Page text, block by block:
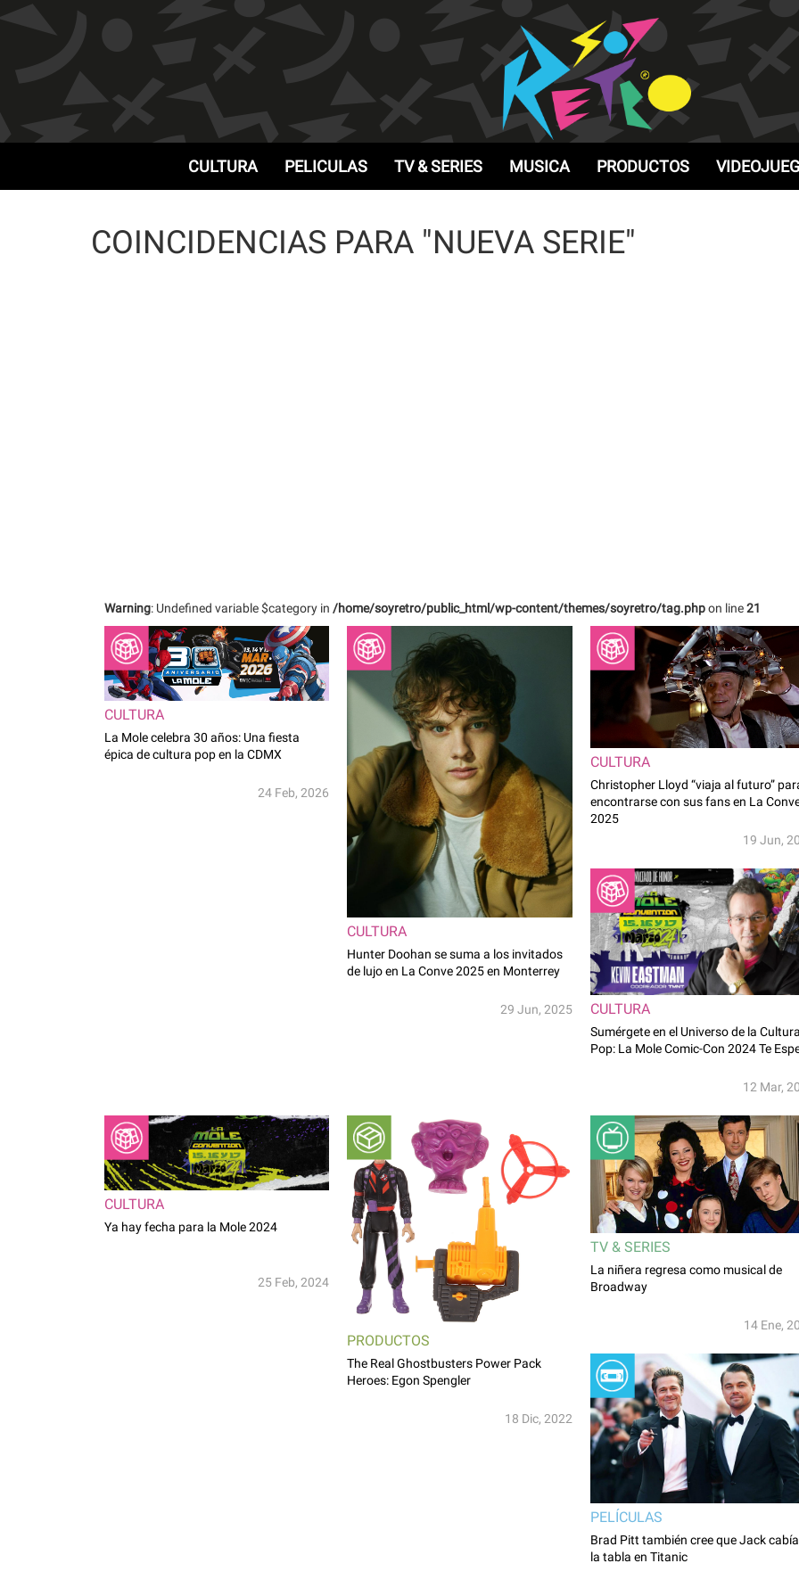
CULTURA PELICULAS TV & SERIES MUSICA PRODUCTOS
COINCIDENCIAS PARA "NUEVA SERIE"
Warning: Undefined variable $category in /home/soyretro/public_html/wp-content/themes/soyretro/tag.phpon line21
CULTURA
La Mole celebra 30 años: Una fiesta
épica de cultura pop en la CDMX
24 Feb, 2026
CULTURA
Hunter Doohan se suma a los invitados
de lujo en La Conve 2025 en Monterrey
29 Jun, 2025
CULTURA
Christopher Lloyd “viaja al futuro”
encontrarse con sus fans en La
2025
19 Jun,
CULTURA
Sumérgete en el Universo de la
Pop: La Mole Comic-Con 2024 Te
12 Mar,
CULTURA
Ya hay fecha para la Mole 2024
25 Feb, 2024
PRODUCTOS
The Real Ghostbusters Power Pack
Heroes: Egon Spengler
18 Dic, 2022
TV & SERIES
La niñera regresa como musical de
Broadway
14 Ene,
PELÍCULAS
Brad Pitt también cree que Jack
la tabla en Titanic